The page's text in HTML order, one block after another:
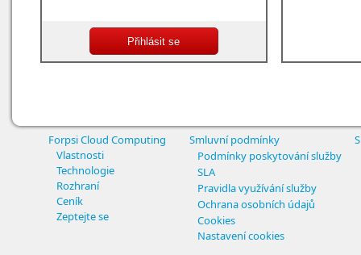
Forpsi Cloud Computing
Vlastnosti
Technologie
Rozhraní
Ceník
Zeptejte se
Smluvní podmínky
Podmínky poskytování služby
SLA
Pravidla využívání služby
Ochrana osobních údajů
Cookies
Nastavení cookies